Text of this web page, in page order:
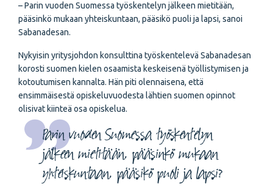
– Parin vuoden Suomessa työskentelyn jälkeen mietitään,
pääsinkö mukaan yhteiskuntaan, pääsikö puoli ja lapsi, sanoi
Sabanadesan.
Nykyisin yritysjohdon konsulttina työskentelevä Sabanadesan
korosti suomen kielen osaamista keskeisenä työllistymisen ja
kotoutumisen kannalta. Hän piti olennaisena, että
ensimmäisestä opiskeluvuodesta lähtien suomen opinnot
olisivat kiinteä osa opiskelua.
Parin vuoden Suomessa työskentelyn
jälkeen mietitään, pääsinkö mukaan
yhteiskuntaan, pääsikö puoli ja lapsi?